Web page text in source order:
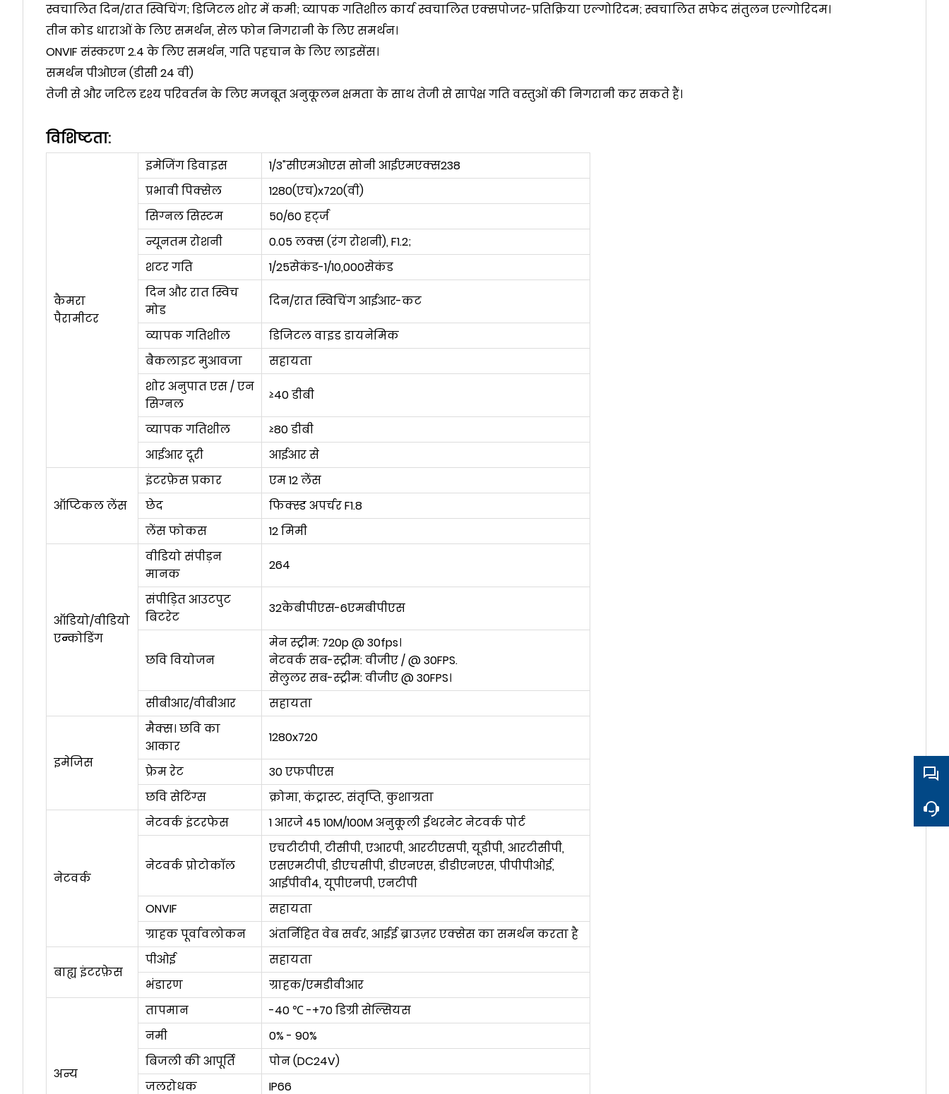
स्वचालित दिन/रात स्विचिंग; डिजिटल शोर में कमी; व्यापक गतिशील कार्य स्वचालित एक्सपोजर-प्रतिक्रिया एल्गोरिदम; स्वचालित सफेद संतुलन एल्गोरिदम।
तीन कोड धाराओं के लिए समर्थन, सेल फोन निगरानी के लिए समर्थन।
ONVIF संस्करण 2.4 के लिए समर्थन, गति पहचान के लिए लाइसेंस।
समर्थन पीओएन (डीसी 24 वी)
तेजी से और जटिल दृश्य परिवर्तन के लिए मजबूत अनुकूलन क्षमता के साथ तेजी से सापेक्ष गति वस्तुओं की निगरानी कर सकते हैं।
विशिष्टता:
कैमरा
पैरामीटर
इमेजिंग डिवाइस
1/3"सीएमओएस सोनी आईएमएक्स238
प्रभावी पिक्सेल
1280(एच)x720(वी)
सिग्नल सिस्टम
50/60 हर्ट्ज
न्यूनतम रोशनी
0.05 लक्स (रंग रोशनी), F1.2;
शटर गति
1/25सेकंड-1/10,000सेकंड
दिन और रात स्विच
मोड
दिन/रात स्विचिंग आईआर-कट
व्यापक गतिशील
डिजिटल वाइड डायनेमिक
बैकलाइट मुआवजा
सहायता
शोर अनुपात एस / एन
सिग्नल
≥40 डीबी
व्यापक गतिशील
≥80 डीबी
आईआर दूरी
आईआर से
ऑप्टिकल लेंस
इंटरफ़ेस प्रकार
एम 12 लेंस
छेद
फिक्स्ड अपर्चर F1.8
लेंस फोकस
12 मिमी
ऑडियो/वीडियो
एन्कोडिंग
वीडियो संपीड़न
मानक
264
संपीड़ित आउटपुट
बिटरेट
32केबीपीएस-6एमबीपीएस
छवि वियोजन
मेन स्ट्रीम: 720p @ 30fps।
नेटवर्क सब-स्ट्रीम: वीजीए / @ 30FPS.
सेलुलर सब-स्ट्रीम: वीजीए @ 30FPS।
सीबीआर/वीबीआर
सहायता
इमेजिस
मैक्स। छवि का
आकार
1280x720
फ्रेम रेट
30 एफपीएस
छवि सेटिंग्स
क्रोमा, कंट्रास्ट, संतृप्ति, कुशाग्रता
नेटवर्क
नेटवर्क इंटरफेस 1 आरजे 45 10M/100M अनुकूली ईथरनेट नेटवर्क पोर्ट
नेटवर्क प्रोटोकॉल
एचटीटीपी, टीसीपी, एआरपी, आरटीएसपी, यूडीपी, आरटीसीपी,
एसएमटीपी, डीएचसीपी, डीएनएस, डीडीएनएस, पीपीपीओई,
आईपीवी4, यूपीएनपी, एनटीपी
ONVIF
सहायता
ग्राहक पूर्वावलोकन
अंतर्निहित वेब सर्वर, आईई ब्राउज़र एक्सेस का समर्थन करता है
बाह्य इंटरफ़ेस
पीओई
सहायता
भंडारण
ग्राहक/एमडीवीआर
अन्य
तापमान -40 ℃ -+70 डिग्री सेल्सियस
नमी
0% - 90%
बिजली की आपूर्ति
पोन (DC24V)
जलरोधक
IP66